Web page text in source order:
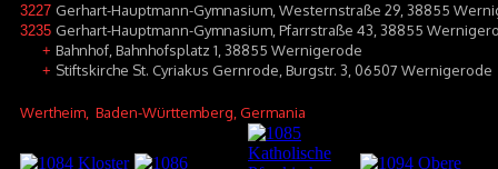
3227 Gerhart-Hauptmann-Gymnasium, Westernstraße 29, 38855
3235 Gerhart-Hauptmann-Gymnasium, Pfarrstraße 43, 38855
+ Bahnhof, Bahnhofsplatz 1, 38855 Wernigerode
+ Stiftskirche St. Cyriakus Gernrode, Burgstr. 3, 06507 Wernigerode
Wertheim , Baden-Württemberg, Germania